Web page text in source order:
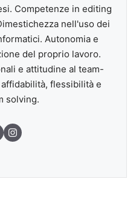
Competenze in editing
nell'uso dei
Autonomia e
del proprio lavoro.
e attitudine al team-
flessibilità e
solving.